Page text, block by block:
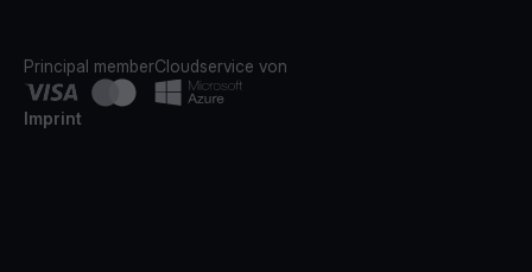
Principal memberCloudservice von
Imprint